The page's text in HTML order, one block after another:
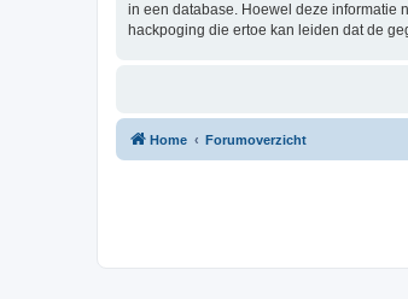
in een database. Hoewel deze informatie
hackpoging die ertoe kan leiden dat de
Home Forumoverzicht